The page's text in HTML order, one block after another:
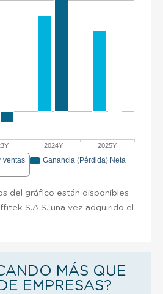
2024Y 2025Y
ventas
Ganancia (Pérdida) Neta
del gráfico están disponibles
S.A.S. una vez adquirido el
MÁS QUE
EMPRESAS?